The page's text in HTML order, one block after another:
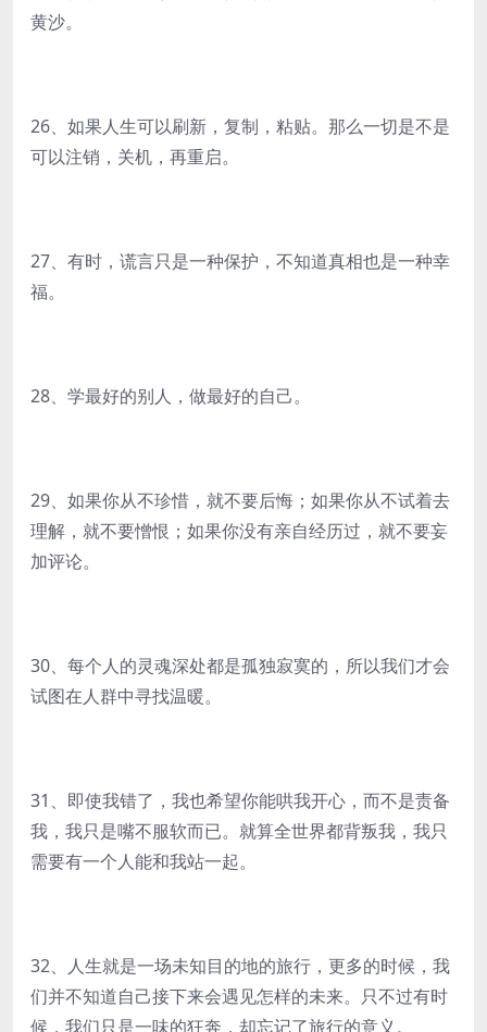
黄沙。
26、如果人生可以刷新，复制，粘贴。那么一切是不是
可以注销，关机，再重启。
27、有时，谎言只是一种保护，不知道真相也是一种幸
福。
28、学最好的别人，做最好的自己。
29、如果你从不珍惜，就不要后悔；如果你从不试着去
理解，就不要憎恨；如果你没有亲自经历过，就不要妄
加评论。
30、每个人的灵魂深处都是孤独寂寞的，所以我们才会
试图在人群中寻找温暖。
31、即使我错了，我也希望你能哄我开心，而不是责备
我，我只是嘴不服软而已。就算全世界都背叛我，我只
需要有一个人能和我站一起。
32、人生就是一场未知目的地的旅行，更多的时候，我
们并不知道自己接下来会遇见怎样的未来。只不过有时
候，我们只是一味的狂奔，却忘记了旅行的意义。